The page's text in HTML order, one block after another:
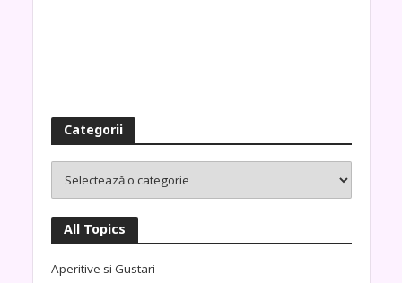
Categorii
All Topics
Aperitive si Gustari